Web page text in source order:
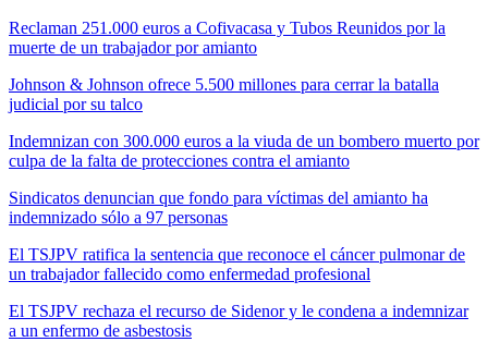
Reclaman 251.000 euros a Cofivacasa y Tubos Reunidos por la
muerte de un trabajador por amianto
Johnson & Johnson ofrece 5.500 millones para cerrar la batalla
judicial por su talco
Indemnizan con 300.000 euros a la viuda de un bombero muerto por
culpa de la falta de protecciones contra el amianto
Sindicatos denuncian que fondo para víctimas del amianto ha
indemnizado sólo a 97 personas
El TSJPV ratifica la sentencia que reconoce el cáncer pulmonar de
un trabajador fallecido como enfermedad profesional
El TSJPV rechaza el recurso de Sidenor y le condena a indemnizar
a un enfermo de asbestosis